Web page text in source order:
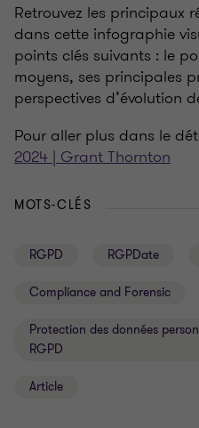
Retrouvez les principaux
dans cette infographie
points clés suivants : le
moyens, ses principales
perspectives d’évolution
Pour aller plus dans le
2024 | Grant Thornton
MOTS-CLÉS
RGPD RGPDate
Compliance and Forensic
Protection des données
RGPD
Article